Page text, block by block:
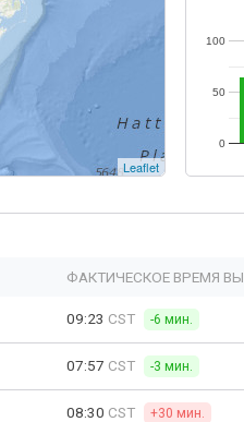
Leaflet
0
50
100
ФАКТИЧЕСКОЕ ВРЕМЯ
09:23 CST -6 мин.
07:57 CST -3 мин.
08:30 CST +30 мин.